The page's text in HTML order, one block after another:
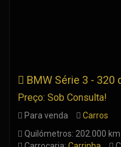
BMW Série 3 - 320
Preço: Sob Consulta!
Para venda
Carros
Quilómetros: 202.000 km